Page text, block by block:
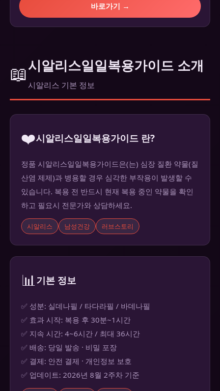
바로가기 →
📖시알리스일일복용가이드 소개
시알리스 기본 정보
❤️시알리스일일복용가이드 란?
정품 시알리스일일복용가이드은(는) 심장 질환 약물(질
산염 제제)과 병용할 경우 심각한 부작용이 발생할 수
있습니다. 복용 전 반드시 현재 복용 중인 약물을 확인
하고 필요시 전문가와 상담하세요.
시알리스 남성건강 러브스토리
📊기본 정보
✅ 성분: 실데나필 / 타다라필 / 바데나필
✅ 효과 시작: 복용 후 30분~1시간
✅ 지속 시간: 4~6시간 / 최대 36시간
✅ 배송: 당일 발송 · 비밀 포장
✅ 결제: 안전 결제 · 개인정보 보호
✅ 업데이트: 2026년 8월 2주차 기준